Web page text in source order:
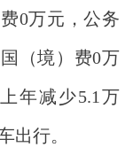
0万元，公务
（境）费0万
年减少5.1 万
出行。